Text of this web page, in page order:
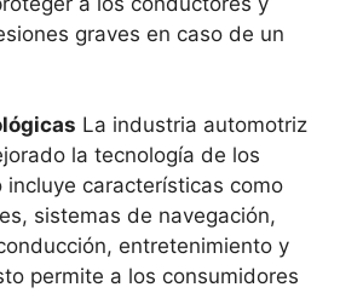
graves en caso de un
La industria automotriz
la tecnología de los
incluye características como
sistemas de navegación,
entretenimiento y
permite a los consumidores